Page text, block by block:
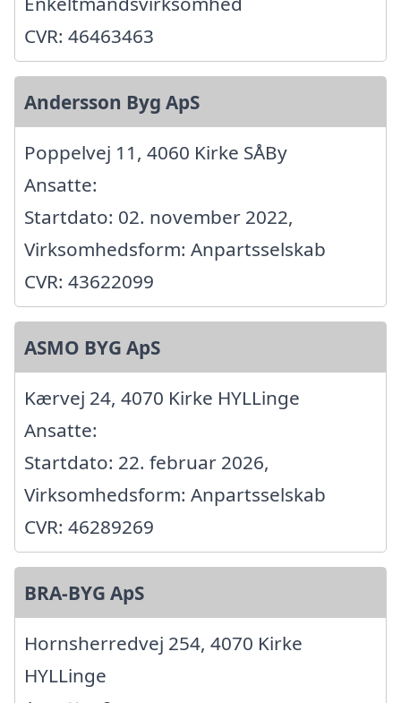
CVR: 46463463
Andersson Byg ApS
Poppelvej 11, 4060 Kirke SÅBy
Ansatte:
Startdato: 02. november 2022,
Virksomhedsform: Anpartsselskab
CVR: 43622099
ASMO BYG ApS
Kærvej 24, 4070 Kirke HYLLinge
Ansatte:
Startdato: 22. februar 2026,
Virksomhedsform: Anpartsselskab
CVR: 46289269
BRA-BYG ApS
Hornsherredvej 254, 4070 Kirke
HYLLinge